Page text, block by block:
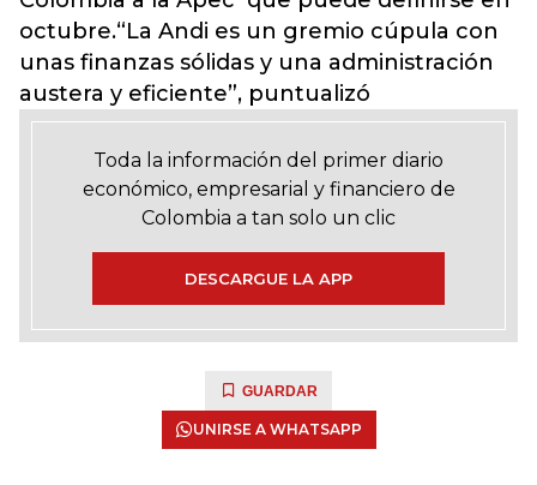
octubre.“La Andi es un gremio cúpula con
unas finanzas sólidas y una administración
austera y eficiente”, puntualizó
Toda la información del primer diario
económico, empresarial y financiero de
Colombia a tan solo un clic
DESCARGUE LA APP
GUARDAR
UNIRSE A WHATSAPP